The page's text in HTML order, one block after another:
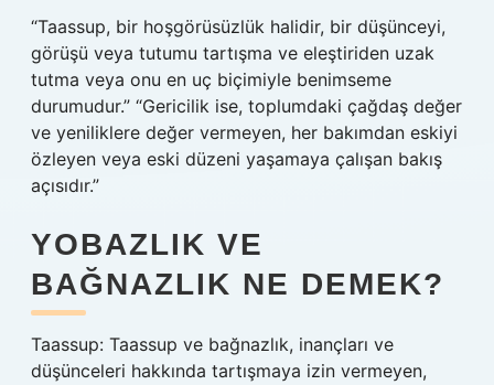
“Taassup, bir hoşgörüsüzlük halidir, bir düşünceyi,
görüşü veya tutumu tartışma ve eleştiriden uzak
tutma veya onu en uç biçimiyle benimseme
durumudur.” “Gericilik ise, toplumdaki çağdaş değer
ve yeniliklere değer vermeyen, her bakımdan eskiyi
özleyen veya eski düzeni yaşamaya çalışan bakış
açısıdır.”
YOBAZLIK VE
BAĞNAZLIK NE DEMEK?
Taassup: Taassup ve bağnazlık, inançları ve
düşünceleri hakkında tartışmaya izin vermeyen,